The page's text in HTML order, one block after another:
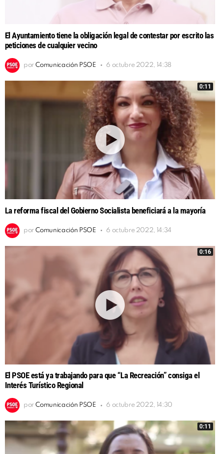
El Ayuntamiento tiene la obligación legal de contestar por escrito las
peticiones de cualquier vecino
por Comunicación PSOE 6 octubre 2022, 14:38
0:11
La reforma fiscal del Gobierno Socialista beneficiará a la mayoría
por Comunicación PSOE 6 octubre 2022, 14:34
0:16
El PSOE está ya trabajando para que “La Recreación” consiga el
Interés Turístico Regional
por Comunicación PSOE 6 octubre 2022, 14:30
0:11